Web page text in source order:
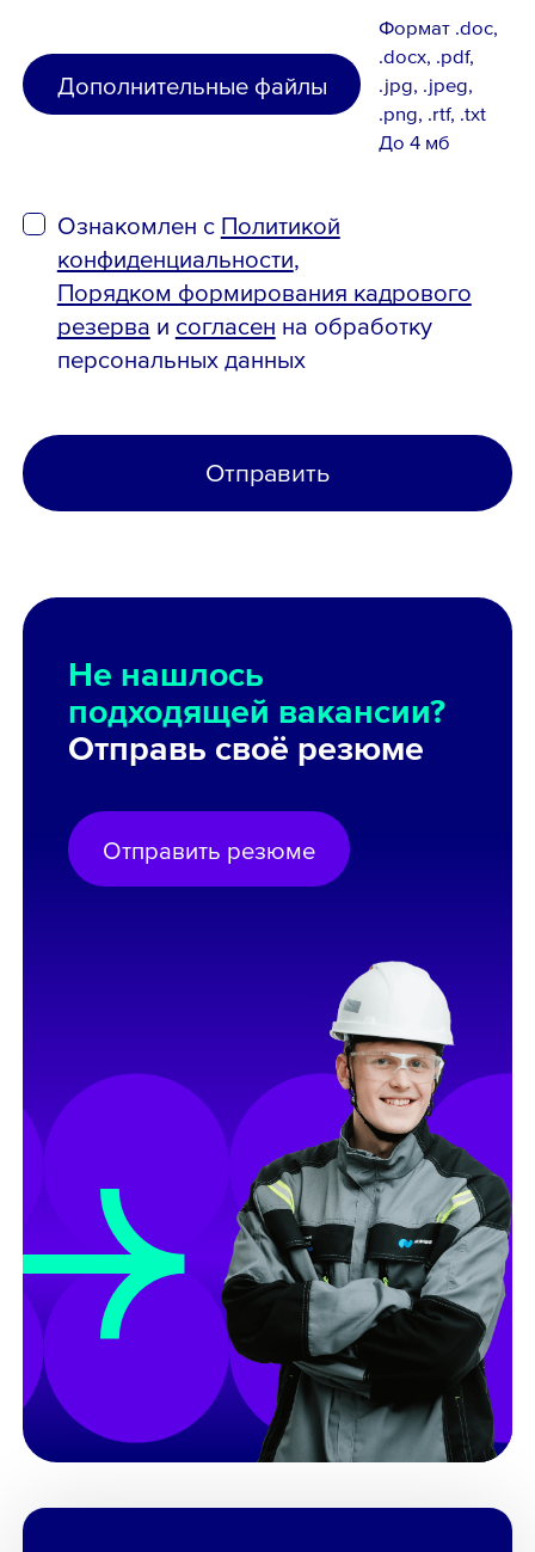
Дополнительные файлы
Формат .doc,
.docx, .pdf,
.jpg, .jpeg,
.png, .rtf, .txt
До 4 мб
Ознакомлен с Политикой
конфиденциальности,
Порядком формирования кадрового
резерва и согласен на обработку
персональных данных
Отправить
Не нашлось
подходящей вакансии?
Отправь своё резюме
Отправить резюме